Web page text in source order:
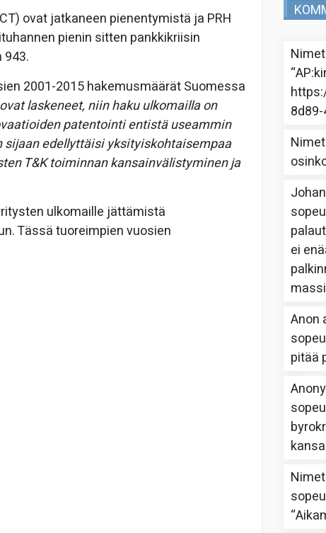
ovat jatkaneen pienentymistä ja PRH
pienin sitten pankkikriisin
2001-2015 hakemusmäärät Suomessa
laskeneet, niin haku ulkomailla on
patentointi entistä useammin
edellyttäisi yksityiskohtaisempaa
T&K toiminnan kansainvälistyminen ja
ulkomaille jättämistä
Tässä tuoreimpien vuosien
“
ei
Anon
pitää
“